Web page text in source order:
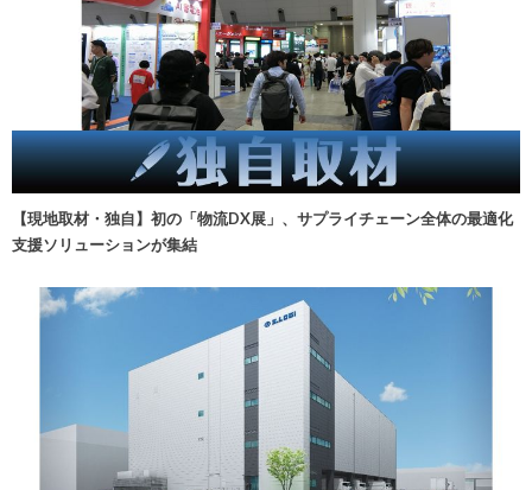
【現地取材・独自】初の「物流DX展」、サプライチェーン全体の最適化
支援ソリューションが集結